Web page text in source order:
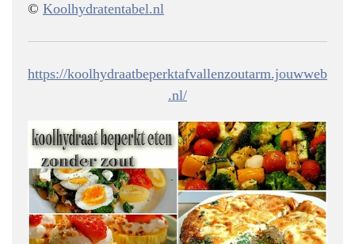
© Koolhydratentabel.nl
https://koolhydraatbeperktafvallenzoutarm.jouwweb
.nl/